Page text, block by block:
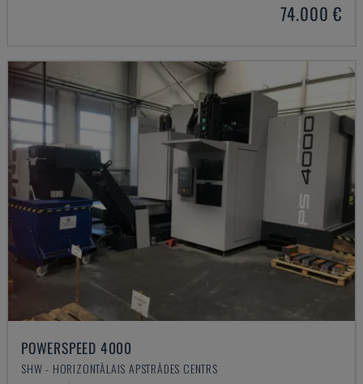
74.000 €
POWERSPEED 4000
SHW - HORIZONTĀLAIS APSTRĀDES CENTRS